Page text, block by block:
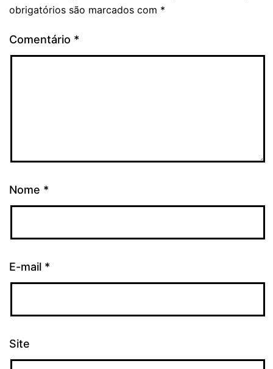
obrigatórios são marcados com *
Comentário *
Nome *
E-mail *
Site